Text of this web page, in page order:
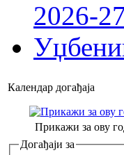
2026-
Календар догађаја
Прикажи за ову
Догађаји за